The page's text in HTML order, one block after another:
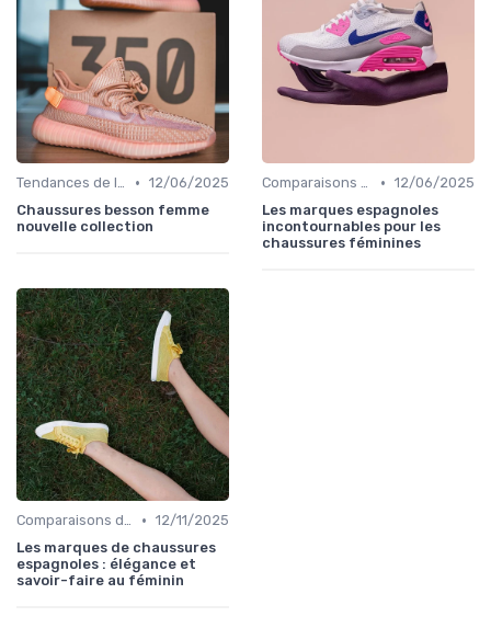
Tendances de la Mode • 12/06/2025
Chaussures besson femme
nouvelle collection
Comparaisons de Marques • 12/06/2025
Les marques espagnoles
incontournables pour les
chaussures féminines
Comparaisons de Marques • 12/11/2025
Les marques de chaussures
espagnoles : élégance et
savoir-faire au féminin